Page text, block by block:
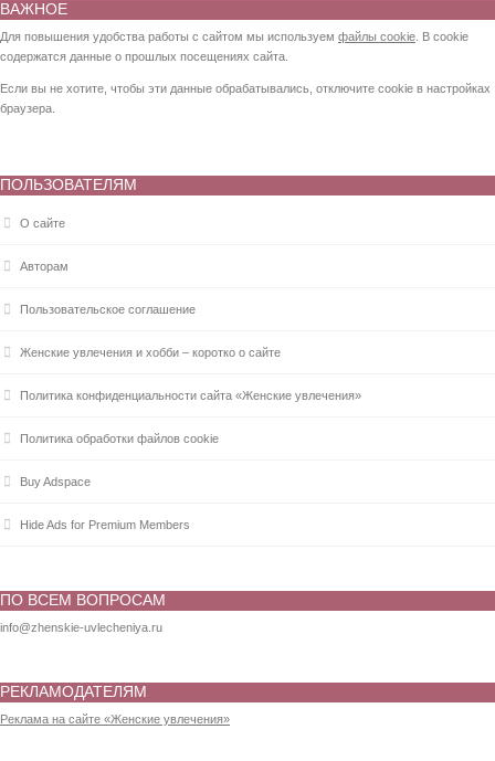
ВАЖНОЕ
Для повышения удобства работы с сайтом мы используем файлы cookie . В cookie
содержатся данные о прошлых посещениях сайта.
Если вы не хотите, чтобы эти данные обрабатывались, отключите cookie в настройках
браузера.
ПОЛЬЗОВАТЕЛЯМ
О сайте
Авторам
Пользовательское соглашение
Женские увлечения и хобби – коротко о сайте
Политика конфиденциальности сайта «Женские увлечения»
Политика обработки файлов cookie
Buy Adspace
Hide Ads for Premium Members
ПО ВСЕМ ВОПРОСАМ
info@zhenskie-uvlecheniya.ru
РЕКЛАМОДАТЕЛЯМ
Реклама на сайте «Женские увлечения»